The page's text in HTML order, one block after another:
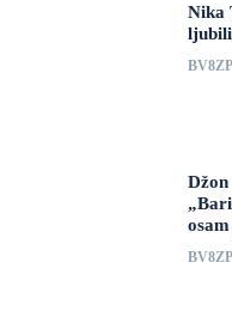
Nika
BV8ZP
BV8ZP